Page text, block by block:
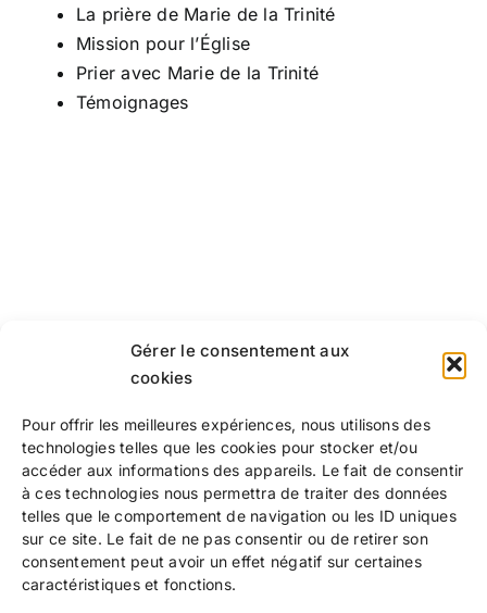
Gérer le consentement aux
cookies
Pour offrir les meilleures expériences, nous utilisons des
technologies telles que les cookies pour stocker et/ou
accéder aux informations des appareils. Le fait de consentir
à ces technologies nous permettra de traiter des données
telles que le comportement de navigation ou les ID uniques
sur ce site. Le fait de ne pas consentir ou de retirer son
consentement peut avoir un effet négatif sur certaines
caractéristiques et fonctions.
La prière de Marie de la Trinité
Mission pour l’Église
Prier avec Marie de la Trinité
Témoignages